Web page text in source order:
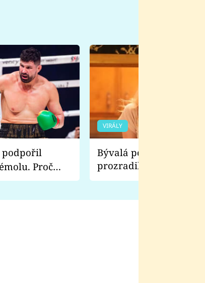
Proč
s ním než
VIRÁLY
Bývalá pornoherečka
prozradila, co ji
natáčení Euforie.